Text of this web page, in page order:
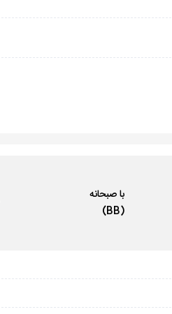
با صبحانه
(BB)